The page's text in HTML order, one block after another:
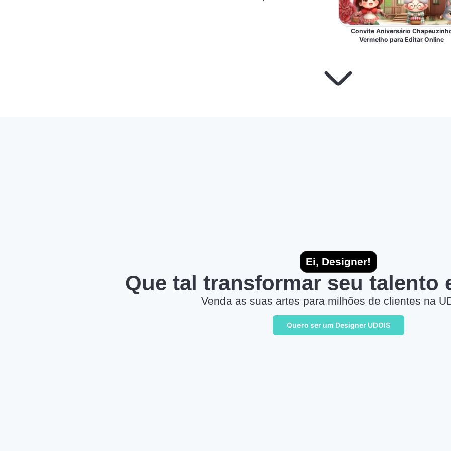
Convite Aniversário
Vermelho para Editar Online
Ei, Designer!
Que tal transformar seu talento
Venda as suas artes para milhões de clientes na
Quero ser um Designer UDOIS